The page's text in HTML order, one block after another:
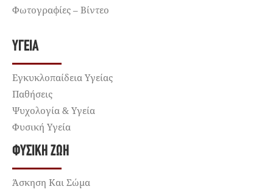
Φωτογραφίες – Βίντεο
ΥΓΕΊΑ
Εγκυκλοπαίδεια Υγείας
Παθήσεις
Ψυχολογία & Υγεία
Φυσική Υγεία
ΦΥΣΙΚΉ ΖΩΉ
Άσκηση Και Σώμα